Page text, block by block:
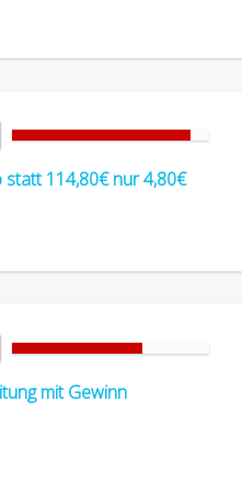
statt 114,80€ nur 4,80€
mit Gewinn